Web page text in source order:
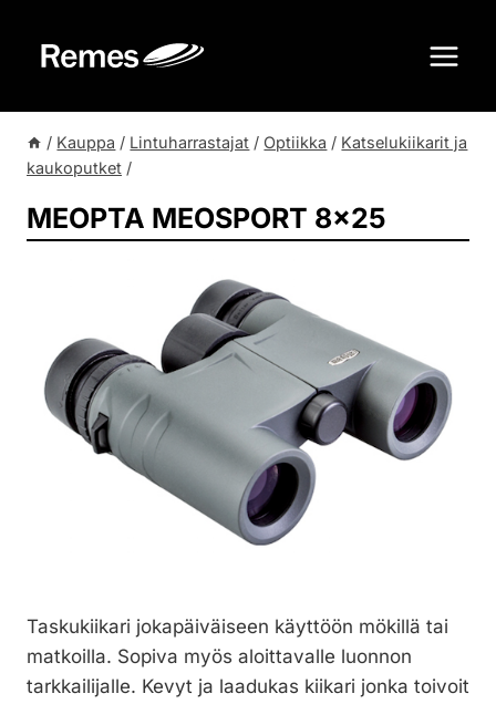
sisältöön
/ Kauppa / Lintuharrastajat / Optiikka / Katselukiikarit ja
kaukoputket /
MEOPTA MEOSPORT 8×25
Taskukiikari jokapäiväiseen käyttöön mökillä tai
matkoilla. Sopiva myös aloittavalle luonnon
tarkkailijalle. Kevyt ja laadukas kiikari jonka toivoit